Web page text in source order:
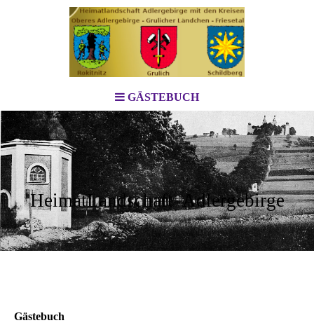
GÄSTEBUCH
HeimatLandschaft Adlergebirge
Gästebuch